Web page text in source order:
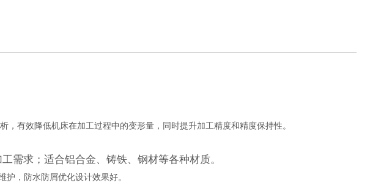
有效降低机床在加工过程中的变形量，同时提升加工精度和精度保持性。
需求；适合铝合金、铸铁、钢材等各种材质。
，防水防屑优化设计效果好。